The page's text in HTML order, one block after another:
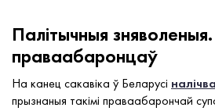
Палітычныя
праваабаронцаў
На канец сакавіка ў Беларусі
прызнаныя такімі праваабарончай